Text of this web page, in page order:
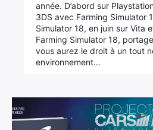
année. D’abord sur
3DS avec Farming Simulator
Simulator 18, en juin sur Vita
Farming Simulator 18,
vous aurez le droit à un tout
environnement…